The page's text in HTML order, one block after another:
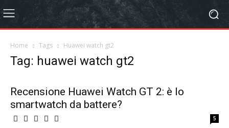
Home Tags Huawei watch gt2
Tag: huawei watch gt2
Recensione Huawei Watch GT 2: è lo
smartwatch da battere?
5